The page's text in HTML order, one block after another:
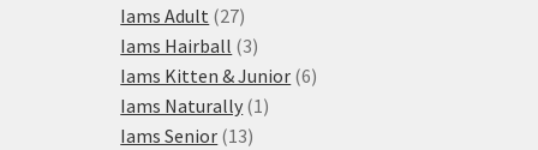
produktů
Iams Adult 2727
produktů
Iams Hairball 33
produkty
Iams Kitten & Junior 66
Iams Naturally 1 1
Iams Senior 1313